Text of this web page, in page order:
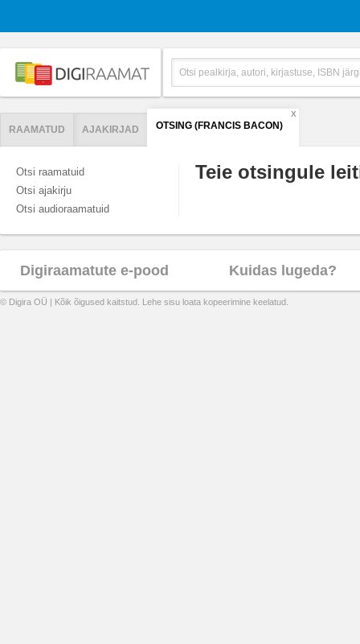
RAAMATUD AJAKIRJAD OTSING (FRANCIS BACON)
X
Otsi raamatuid
Otsi ajakirju
Otsi audioraamatuid
Teie otsingule
Digiraamatute e-pood Kuidas lugeda?
© Digira OÜ | Kõik õigused kaitstud. Lehe sisu loata kopeerimine keelatud.